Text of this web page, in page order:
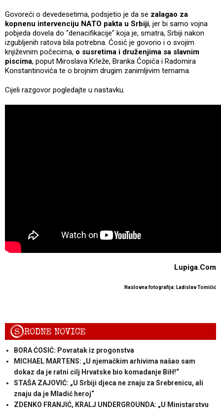
Govoreći o devedesetima, podsjetio je da se zalagao za
kopnenu intervenciju NATO pakta u Srbiji, jer bi samo vojna
pobjeda dovela do "denacifikacije" koja je, smatra, Srbiji nakon
izgubljenih ratova bila potrebna. Ćosić je govorio i o svojim
književnim počecima, o susretima i druženjima sa slavnim
piscima, poput Miroslava Krleže, Branka Ćopića i Radomira
Konstantinovića te o brojnim drugim zanimljivim temama.
Cijeli razgovor pogledajte u nastavku.
Lupiga.Com
Naslovna fotografija: Ladislav Tomičić
SRODNE NOVICE
BORA ĆOSIĆ: Povratak iz progonstva
MICHAEL MARTENS: „U njemačkim arhivima našao sam
dokaz da je ratni cilj Hrvatske bio komadanje BiH!“
STAŠA ZAJOVIĆ: „U Srbiji djeca ne znaju za Srebrenicu, ali
znaju da je Mladić heroj“
ZDENKO FRANJIĆ, KRALJ UNDERGROUNDA: „U Ministarstvu